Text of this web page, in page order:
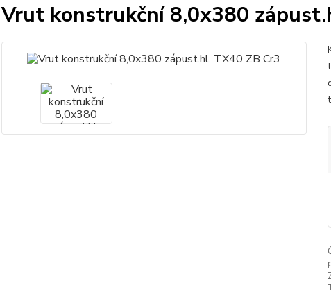
Vrut konstrukční 8,0x380